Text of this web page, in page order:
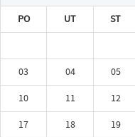
PO UT ST
03
04 05
10
11 12
17
18 19